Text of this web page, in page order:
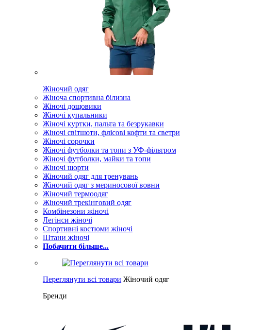
Жіночий одяг
Жіноча спортивна білизна
Жіночі дощовики
Жіночі купальники
Жіночі куртки, пальта та безрукавки
Жіночі світшоти, флісові кофти та светри
Жіночі сорочки
Жіночі футболки та топи з УФ-фільтром
Жіночі футболки, майки та топи
Жіночі шорти
Жіночий одяг для тренувань
Жіночий одяг з мериносової вовни
Жіночий термоодяг
Жіночий трекінговий одяг
Комбінезони жіночі
Легінси жіночі
Спортивні костюми жіночі
Штани жіночі
Побачити більше...
Переглянути всі товари Жіночий одяг
Бренди